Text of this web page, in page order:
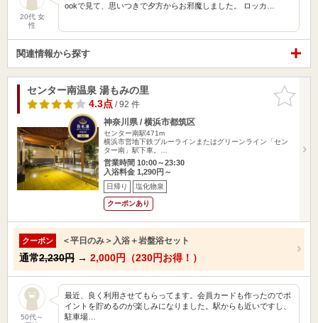
20代 女
性
ookで見て、思いつきで夕方からお邪魔しました。 ロッカ…
関連情報から探す
お気に入
りに追加
センター南温泉 湯もみの里
4.3点/ 92 件
神奈川県 / 横浜市都筑区
センター南駅471m
横浜市営地下鉄ブルーラインまたはグリーンライン「セン
ター南」駅下車。…
営業時間 10:00～23:30
入浴料金 1,290円～
日帰り 塩化物泉
クーポンあり
クーポン ＜平日のみ＞入浴＋岩盤浴セット
通常2,230円 → 2,000円（230円お得！）
50代～
最近、良く利用させてもらってます。会員カードも作ったのでポ
イントを貯めるのが楽しみになりました。駅からも近いですし、
駐車場…